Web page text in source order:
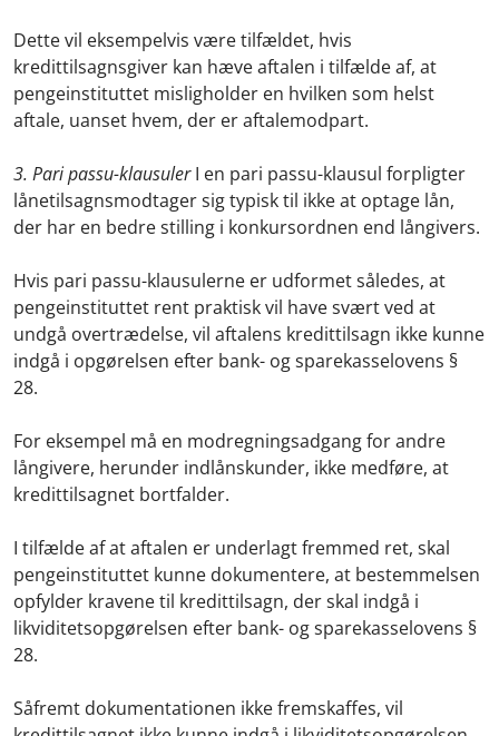
Dette vil eksempelvis være tilfældet, hvis
kredittilsagnsgiver kan hæve aftalen i tilfælde af, at
pengeinstituttet misligholder en hvilken som helst
aftale, uanset hvem, der er aftalemodpart.
3. Pari passu-klausulerI en pari passu-klausul forpligter
lånetilsagnsmodtager sig typisk til ikke at optage lån,
der har en bedre stilling i konkursordnen end långivers.
Hvis pari passu-klausulerne er udformet således, at
pengeinstituttet rent praktisk vil have svært ved at
undgå overtrædelse, vil aftalens kredittilsagn ikke kunne
indgå i opgørelsen efter bank- og sparekasselovens §
28.
For eksempel må en modregningsadgang for andre
långivere, herunder indlånskunder, ikke medføre, at
kredittilsagnet bortfalder.
I tilfælde af at aftalen er underlagt fremmed ret, skal
pengeinstituttet kunne dokumentere, at bestemmelsen
opfylder kravene til kredittilsagn, der skal indgå i
likviditetsopgørelsen efter bank- og sparekasselovens §
28.
Såfremt dokumentationen ikke fremskaffes, vil